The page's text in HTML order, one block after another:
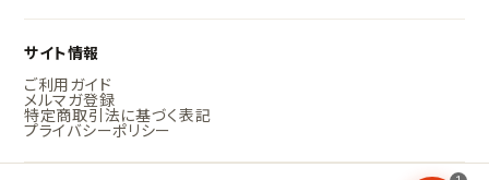
サイト情報
ご利用ガイド
メルマガ登録
特定商取引法に基づく表記
プライバシーポリシー